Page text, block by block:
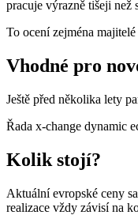
pracuje výrazně tišeji než
To ocení zejména
Vhodné pro
Ještě před několika lety
Řada x-change dynamic
Kolik stojí?
Aktuální evropské ceny
realizace vždy závisí na